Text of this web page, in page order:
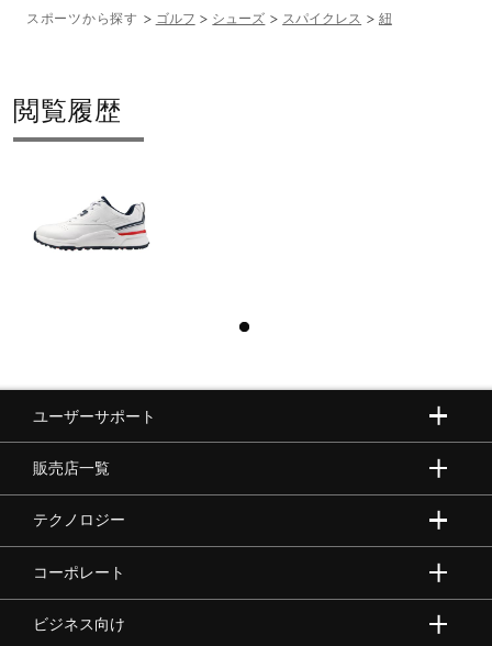
スポーツから探す ゴルフ シューズ スパイクレス 紐
閲覧履歴
ユーザーサポート
販売店一覧
テクノロジー
コーポレート
ビジネス向け